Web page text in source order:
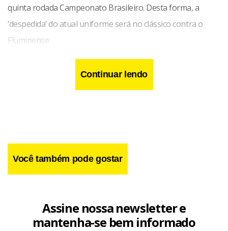
quinta rodada Campeonato Brasileiro. Desta forma, a
‘despedida’ do atual uniforme será no clássico contra o
Fluminense.
Continuar lendo
Você também pode gostar
Assine nossa newsletter e
mantenha-se bem informado